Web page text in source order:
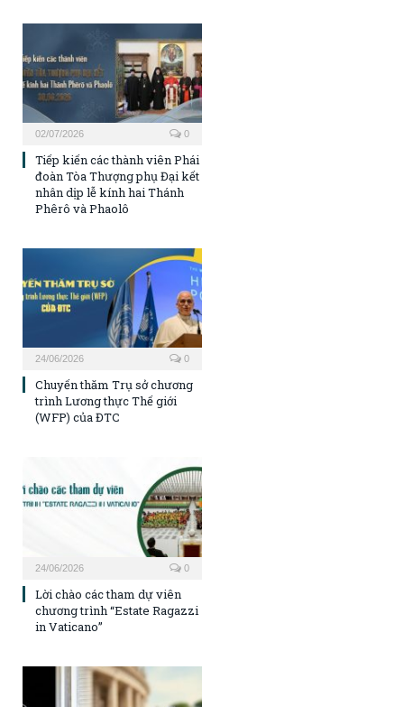
02/07/2026 0
Tiếp kiến các thành viên Phái
đoàn Tòa Thượng phụ Đại kết
nhân dịp lễ kính hai Thánh
Phêrô và Phaolô
24/06/2026 0
Chuyến thăm Trụ sở chương
trình Lương thực Thế giới
(WFP) của ĐTC
24/06/2026 0
Lời chào các tham dự viên
chương trình “Estate Ragazzi
in Vaticano”